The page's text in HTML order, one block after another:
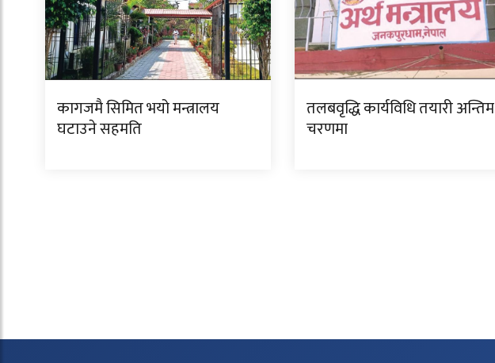
कागजमै सिमित भयो मन्त्रालय
घटाउने सहमति
तलबवृद्धि कार्यविधि तयारी अन्तिम
चरणमा